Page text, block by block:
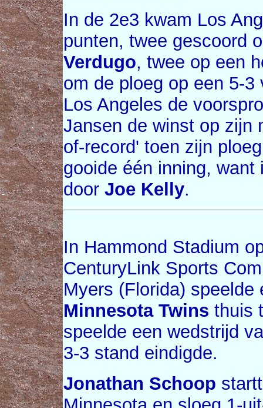
In de 2e3 kwam Los
punten, twee gescoord
Verdugo, twee op een
om de ploeg op een 5-
Los Angeles de
Jansen de winst op zijn
of-record' toen zijn
gooide één inning,
door Joe Kelly.
In Hammond Stadium
CenturyLink Sports
Myers (Florida) speelde
Minnesota Twins thuis
speelde een wedstrijd
3-3 stand eindigde.
Jonathan Schoop